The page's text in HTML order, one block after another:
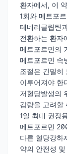
환자에서, 이
1회와 메트포
테네리글립틴
전환하는 환자
메트포르민의
메트포르민 속
조절은 긴밀히
이루어져야 한
저혈당발생의
감량을 고려할
1일 최대 권장
메트포르민
다른 혈당강하
약의 안전성